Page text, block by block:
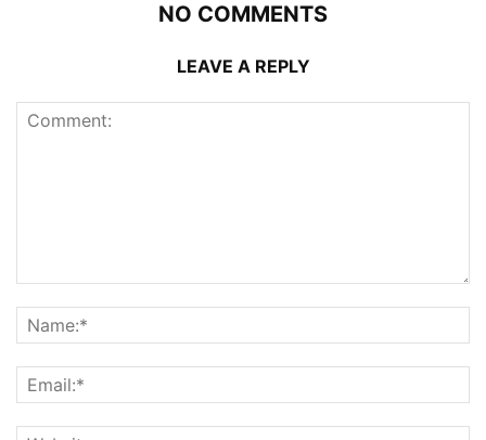
NO COMMENTS
LEAVE A REPLY